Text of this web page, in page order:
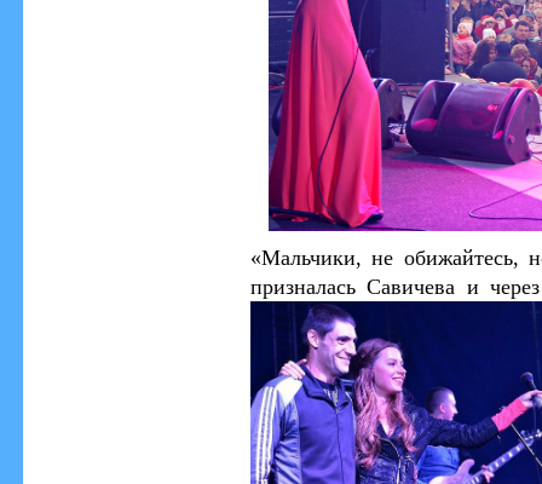
«Мальчики, не обижайтесь,
призналась Савичева и